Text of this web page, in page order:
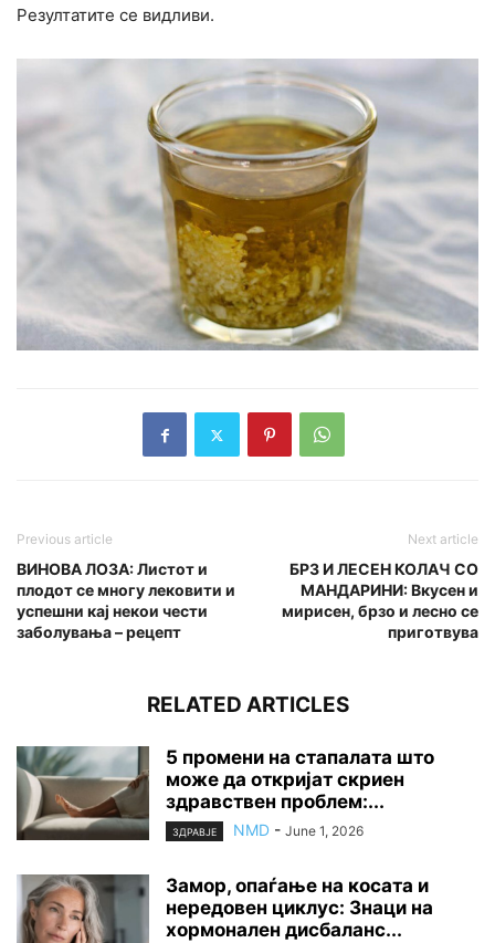
Резултатите се видливи.
Previous article
ВИНОВА ЛОЗА: Листот и
плодот се многу лековити и
успешни кај некои чести
заболувања – рецепт
Next article
БРЗ И ЛЕСЕН КОЛАЧ СО
МАНДАРИНИ: Вкусен и
мирисен, брзо и лесно се
приготвува
RELATED ARTICLES
5 промени на стапалата што
може да откријат скриен
здравствен проблем:...
ЗДРАВЈЕ NMD - June 1, 2026
Замор, опаѓање на косата и
нередовен циклус: Знаци на
хормонален дисбаланс...